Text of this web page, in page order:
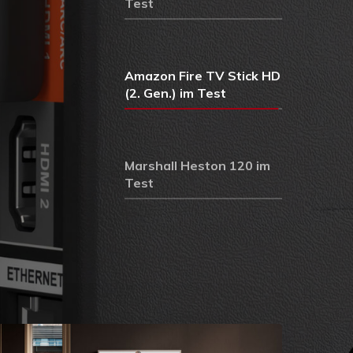
Amazon Fire TV Stick HD
(2. Gen.) im Test
Marshall Heston 120 im
Test